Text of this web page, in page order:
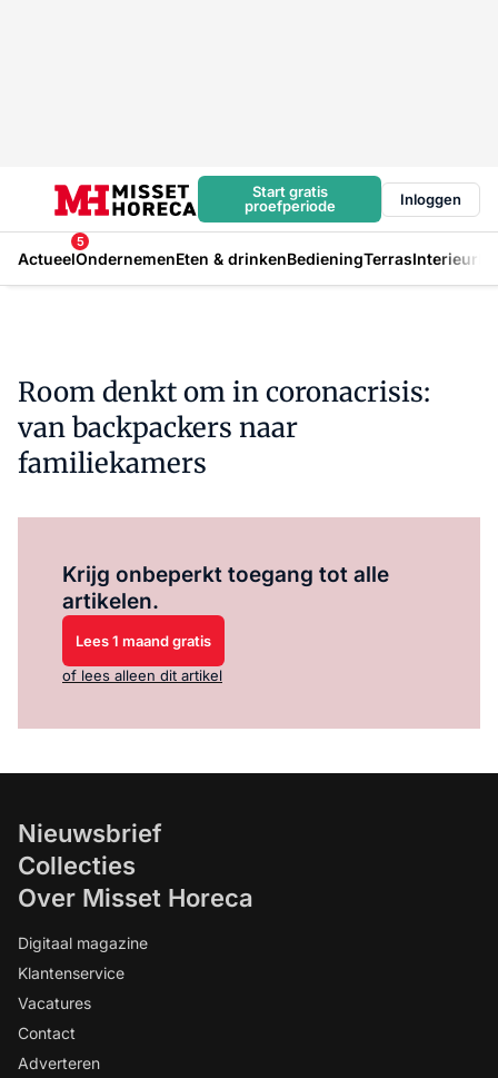
Start gratis
proefperiode
Inloggen
Actueel
5
OndernemenEten & drinkenBedieningTerrasInterieur
Room denkt om in coronacrisis:
van backpackers naar
familiekamers
Krijg onbeperkt toegang tot alle
artikelen.
Lees 1 maand gratis
of lees alleen dit artikel
Nieuwsbrief
Collecties
Over Misset Horeca
Digitaal magazine
Klantenservice
Vacatures
Contact
Adverteren